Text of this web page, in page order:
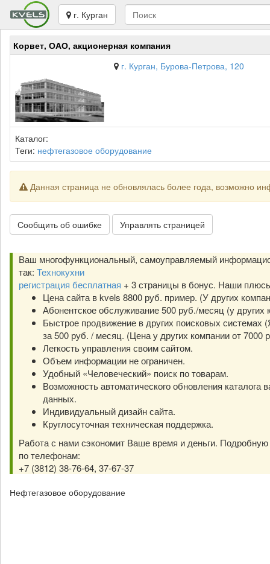
г. Курган
Корвет, ОАО, акционерная компания
г. Курган, Бурова-Петрова, 120
Каталог:
Теги: нефтегазовое оборудование
Данная страница не обновлялась более года, возможно
Сообщить об ошибке Управлять страницей
Ваш многофункциональный, самоуправляемый
так: Технокухни
регистрация бесплатная + 3 страницы в бонус. Наши
Цена сайта в kvels 8800 руб. пример. (У других
Абонентское обслуживание 500 руб./месяц (у других
Быстрое продвижение в других поисковых системах
за 500 руб. / месяц. (Цена у других компании от 7000
Легкость управления своим сайтом.
Объем информации не ограничен.
Удобный «Человеческий» поиск по товарам.
Возможность автоматического обновления каталога
данных.
Индивидуальный дизайн сайта.
Круглосуточная техническая поддержка.
Работа с нами сэкономит Ваше время и деньги.
по телефонам:
+7 (3812) 38-76-64, 37-67-37
Нефтегазовое оборудование